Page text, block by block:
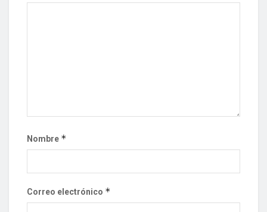
Nombre *
Correo electrónico *